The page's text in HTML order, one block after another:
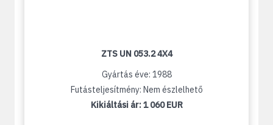
ZTS UN 053.2 4X4
Gyártás éve: 1988
Futásteljesítmény: Nem észlelhető
Kikiáltási ár:1 060 EUR